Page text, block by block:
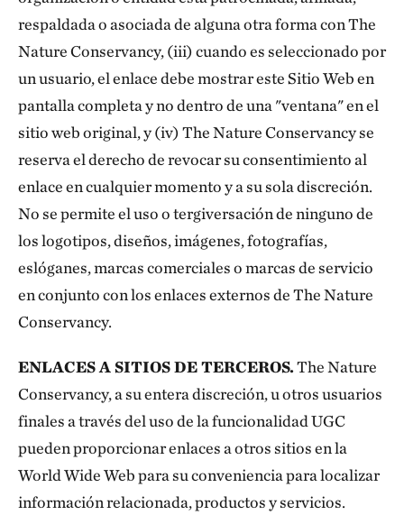
respaldada o asociada de alguna otra forma con The
Nature Conservancy, (iii) cuando es seleccionado por
un usuario, el enlace debe mostrar este Sitio Web en
pantalla completa y no dentro de una "ventana" en el
sitio web original, y (iv) The Nature Conservancy se
reserva el derecho de revocar su consentimiento al
enlace en cualquier momento y a su sola discreción.
No se permite el uso o tergiversación de ninguno de
los logotipos, diseños, imágenes, fotografías,
eslóganes, marcas comerciales o marcas de servicio
en conjunto con los enlaces externos de The Nature
Conservancy.
ENLACES A SITIOS DE TERCEROS.The Nature
Conservancy, a su entera discreción, u otros usuarios
finales a través del uso de la funcionalidad UGC
pueden proporcionar enlaces a otros sitios en la
World Wide Web para su conveniencia para localizar
información relacionada, productos y servicios.